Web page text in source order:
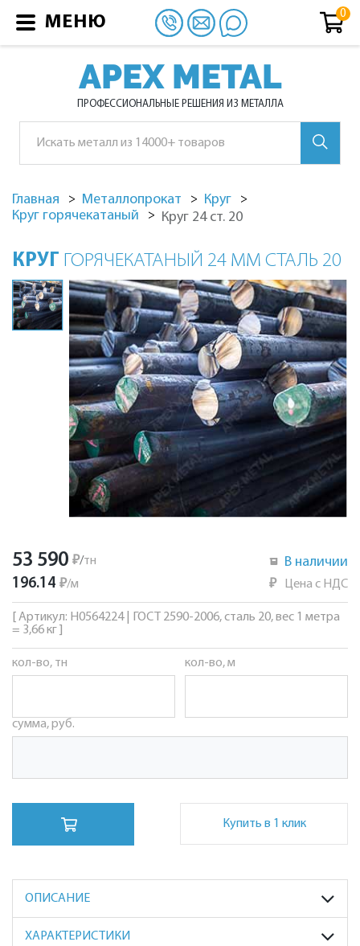
APEX METAL
ПРОФЕССИОНАЛЬНЫЕ РЕШЕНИЯ ИЗ МЕТАЛЛА
Главная Металлопрокат
Круг
Круг горячекатаный
Круг 24 ст. 20
КРУГ ГОРЯЧЕКАТАНЫЙ 24 ММ СТАЛЬ 20
53 590 ₽/тн
196.14 ₽/м
В наличии
₽ Цена с НДС
[ Артикул: Н0564224 | ГОСТ 2590-2006, сталь 20, вес 1 метра
= 3,66 кг ]
кол-во, тн кол-во, м
сумма, руб.
Купить в 1 клик
ОПИСАНИЕ
ХАРАКТЕРИСТИКИ
МЕНЮ